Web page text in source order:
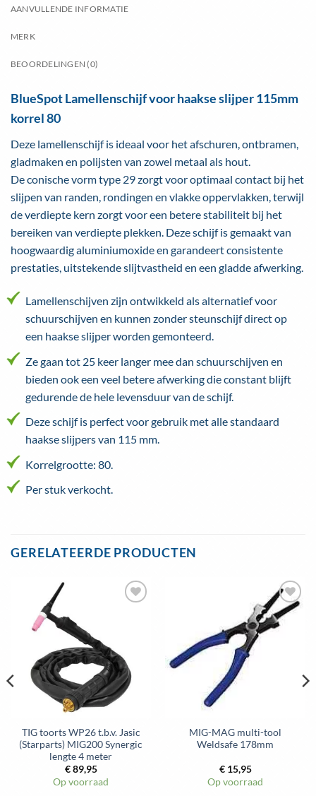
AANVULLENDE INFORMATIE
MERK
BEOORDELINGEN (0)
BlueSpot Lamellenschijf voor haakse slijper 115mm
korrel 80
Deze lamellenschijf is ideaal voor het afschuren, ontbramen,
gladmaken en polijsten van zowel metaal als hout.
De conische vorm type 29 zorgt voor optimaal contact bij het
slijpen van randen, rondingen en vlakke oppervlakken, terwijl
de verdiepte kern zorgt voor een betere stabiliteit bij het
bereiken van verdiepte plekken. Deze schijf is gemaakt van
hoogwaardig aluminiumoxide en garandeert consistente
prestaties, uitstekende slijtvastheid en een gladde afwerking.
Lamellenschijven zijn ontwikkeld als alternatief voor
schuurschijven en kunnen zonder steunschijf direct op
een haakse slijper worden gemonteerd.
Ze gaan tot 25 keer langer mee dan schuurschijven en
bieden ook een veel betere afwerking die constant blijft
gedurende de hele levensduur van de schijf.
Deze schijf is perfect voor gebruik met alle standaard
haakse slijpers van 115 mm.
Korrelgrootte: 80.
Per stuk verkocht.
GERELATEERDE PRODUCTEN
TIG toorts WP26 t.b.v. Jasic
(Starparts) MIG200 Synergic
lengte 4 meter
€89,95
Op voorraad
Toevoegen
aan
wenslijst
MIG-MAG multi-tool
Weldsafe 178mm
€15,95
Op voorraad